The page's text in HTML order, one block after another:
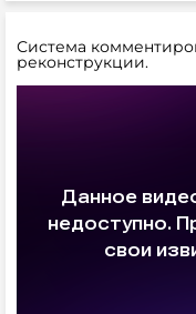
Система
реконструкции.